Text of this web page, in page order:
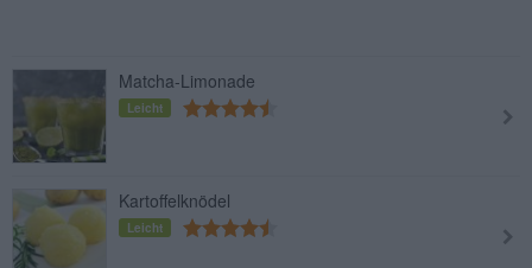
Matcha-Limonade
Leicht
Kartoffelknödel
Leicht